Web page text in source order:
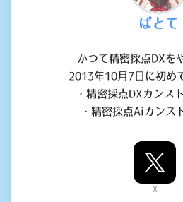
ぱとて
かつて精密採点DXを
2013年10月7日に初め
・精密採点DXカンス
・精密採点Aiカンス
X